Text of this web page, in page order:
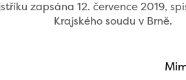
zapsána 12. července 2019,
Krajského soudu v Brně.